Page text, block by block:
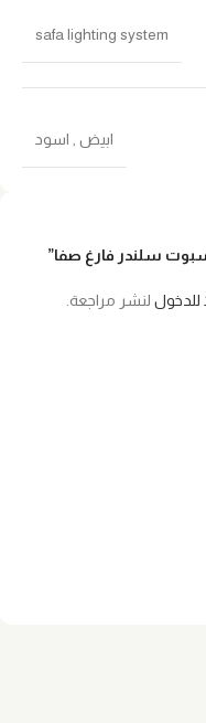
سلندر فارغ صفا”
لنشر مراجعة.
safa lighting system
ابيض اسود